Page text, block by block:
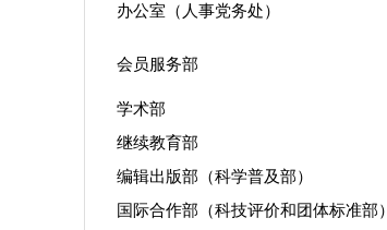
办公室（人事党务处）
会员服务部
学术部
继续教育部
编辑出版部（科学普及部）
国际合作部（科技评价和团体标准部）